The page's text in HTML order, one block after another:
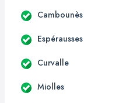
Cambounès
Espérausses
Curvalle
Miolles